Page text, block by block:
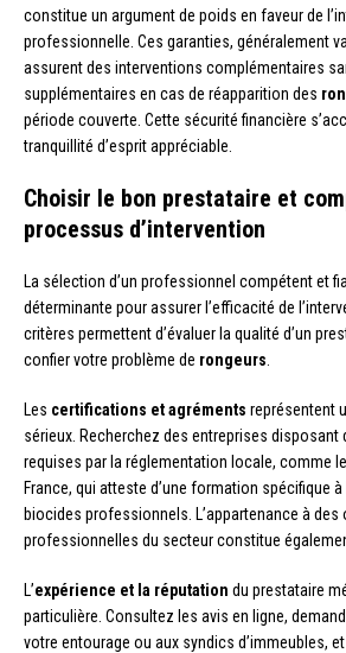
constitue un argument de poids en faveur de
professionnelle. Ces garanties, généralement
assurent des interventions complémentaires
supplémentaires en cas de réapparition des
période couverte. Cette sécurité financière
tranquillité d’esprit appréciable.
Choisir le bon prestataire et
processus d’intervention
La sélection d’un professionnel compétent et
déterminante pour assurer l’efficacité de
critères permettent d’évaluer la qualité d’un
confier votre problème de rongeurs
Les certifications et agréments représentent
sérieux. Recherchez des entreprises disposant
requises par la réglementation locale, comme le
France, qui atteste d’une formation spécifique
biocides professionnels. L’appartenance à
professionnelles du secteur constitue
L’expérience et la réputation du prestataire
particulière. Consultez les avis en ligne,
votre entourage ou aux syndics d’immeubles, et